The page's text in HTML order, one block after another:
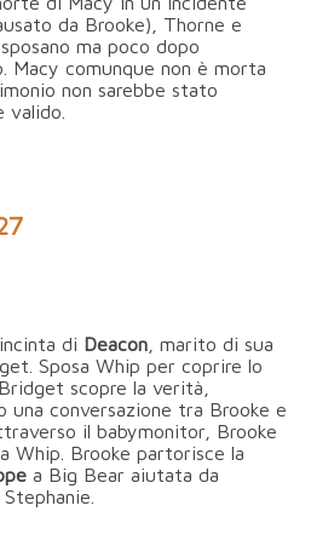
da Brooke), Thorne e
ma poco dopo
Macy comunque non è morta
non sarebbe stato
valido.
di Deacon, marito di sua
Sposa Whip per coprire lo
scopre la verità,
una conversazione tra Brooke e
il babymonitor, Brooke
Whip. Brooke partorisce la
a Big Bear aiutata da